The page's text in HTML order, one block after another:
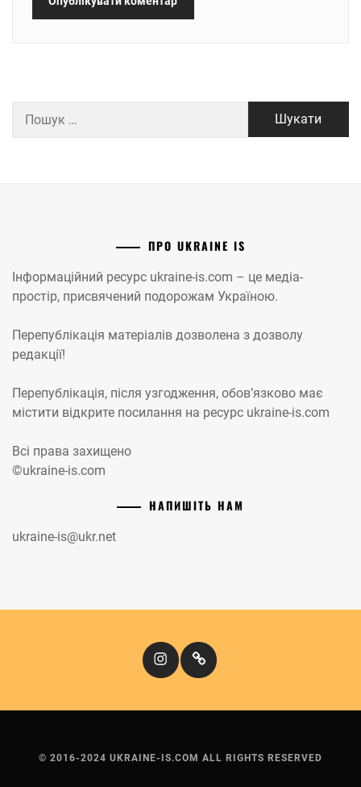
ПРО UKRAINE IS
Інформаційний ресурс ukraine-is.com – це медіа-
простір, присвячений подорожам Україною.
Перепублікація матеріалів дозволена з дозволу
редакції!
Перепублікація, після узгодження, обов’язково має
містити відкрите посилання на ресурс ukraine-is.com
Всі права захищено
©ukraine-is.com
НАПИШІТЬ НАМ
ukraine-is@ukr.net
InstagramКіномандри
© 2016-2024 UKRAINE-IS.COM ALL RIGHTS RESERVED